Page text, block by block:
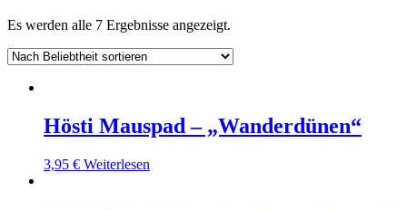
Es werden alle 7 Ergebnisse angezeigt.
Hösti Mauspad – „Wanderdünen“
3,95 € Weiterlesen